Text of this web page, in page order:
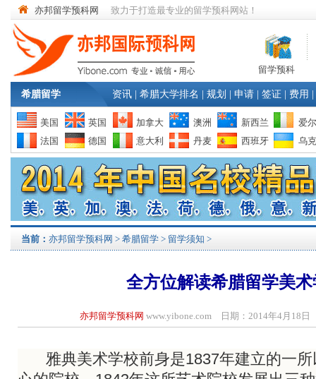
亦邦留学预科网 致力于打造最专业的留学预科网站！
留学预科
希腊留学 资讯 希腊大学排名 规划 申请 签证 费用
美国 英国 加拿大 澳洲 新西兰
爱
法国
德国 意大利 丹麦 西班牙 乌
当前： 亦邦留学预科网 > 希腊留学 > 留学须知 >
全方位解读希腊留学美
亦邦留学预科网 www.yibone.com 日期：2014年4月18
雅典美术学校前身是1837年建立的一所